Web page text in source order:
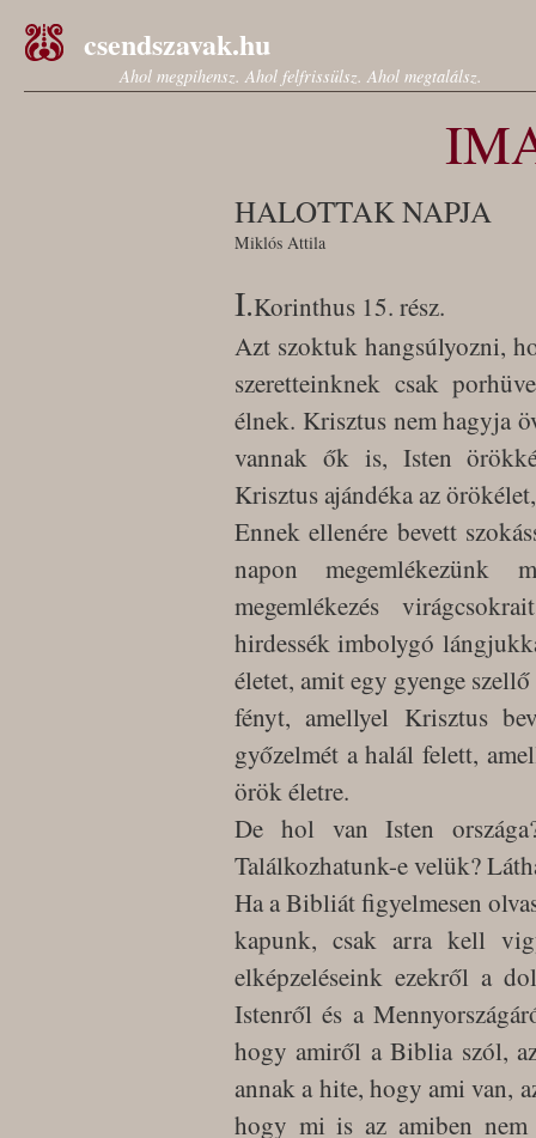
csendszavak.hu
Ahol megpihensz. Ahol felfrissülsz. Ahol megtalálsz.
HALOTTAK NAPJA
Miklós Attila
I.Korinthus 15. rész.
Azt szoktuk hangsúlyozni,
szeretteinknek csak
élnek. Krisztus nem hagyja
vannak ők is, Isten
Krisztus ajándéka az
Ennek ellenére bevett
napon megemlékezünk
megemlékezés
hirdessék imbolygó
életet, amit egy gyenge
fényt, amellyel Krisztus
győzelmét a halál felett,
örök életre.
De hol van Isten
Találkozhatunk-e velük?
Ha a Bibliát figyelmesen
kapunk, csak arra kell
elképzeléseink ezekről a
Istenről és a
hogy amiről a Biblia szól,
annak a hite, hogy ami van,
hogy mi is az amiben